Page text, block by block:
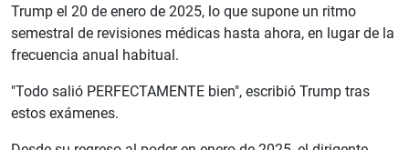
Trump el 20 de enero de 2025, lo que supone un ritmo
semestral de revisiones médicas hasta ahora, en lugar de la
frecuencia anual habitual.
"Todo salió PERFECTAMENTE bien", escribió Trump tras
estos exámenes.